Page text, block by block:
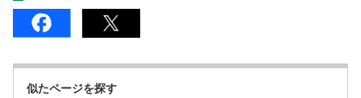
似たページを探す